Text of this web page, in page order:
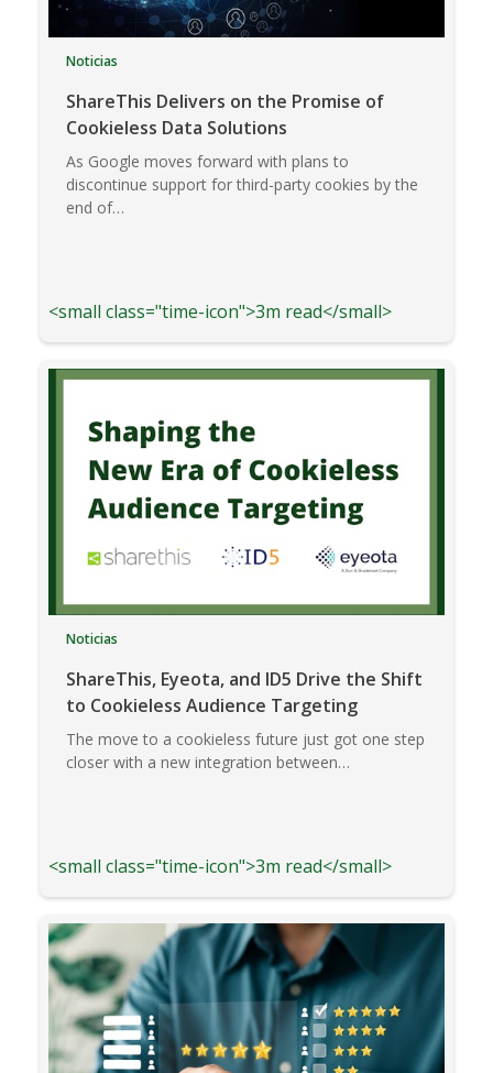
Noticias
ShareThis Delivers on the Promise of
Cookieless Data Solutions
As Google moves forward with plans to
discontinue support for third-party cookies by the
end of…
<small class="time-icon">3m read</small>
Noticias
ShareThis, Eyeota, and ID5 Drive the Shift
to Cookieless Audience Targeting
The move to a cookieless future just got one step
closer with a new integration between…
<small class="time-icon">3m read</small>